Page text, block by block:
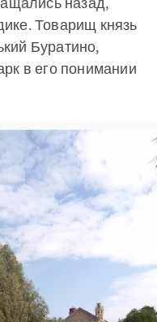
Товарищ князь
Буратино,
в его понимании